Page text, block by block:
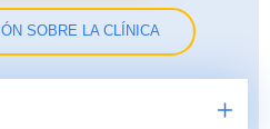
SOBRE LA CLÍNICA